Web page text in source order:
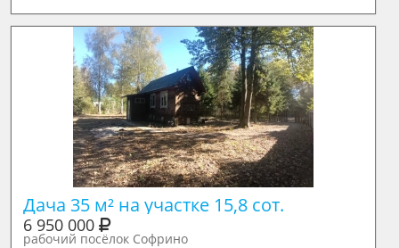
Дача 35 м² на участке 15,8 сот.
6 950 000
рабочий посёлок Софрино